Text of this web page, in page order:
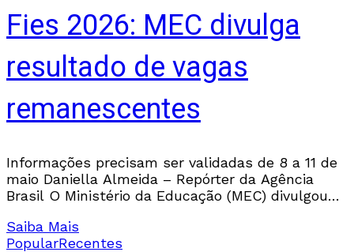
Fies 2026: MEC divulga
resultado de vagas
remanescentes
Informações precisam ser validadas de 8 a 11 de
maio Daniella Almeida – Repórter da Agência
Brasil O Ministério da Educação (MEC) divulgou
única dos
Saiba Mais
PopularRecentes